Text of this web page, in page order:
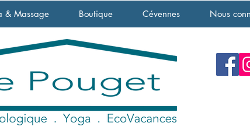
& Massage Boutique Cévennes Nous